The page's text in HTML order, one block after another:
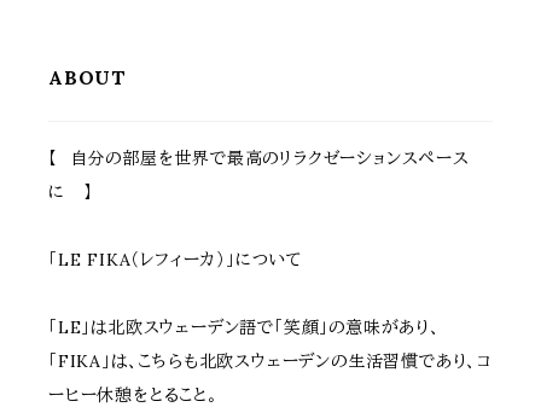
ABOUT
【 自分の部屋を世界で最高のリラクゼーションスペース
に 】
「LE FIKA（レフィーカ）」について
「LE」は北欧スウェーデン語で「笑顔」の意味があり、
「FIKA」は、こちらも北欧スウェーデンの生活習慣であり、コ
ーヒー休憩をとること。